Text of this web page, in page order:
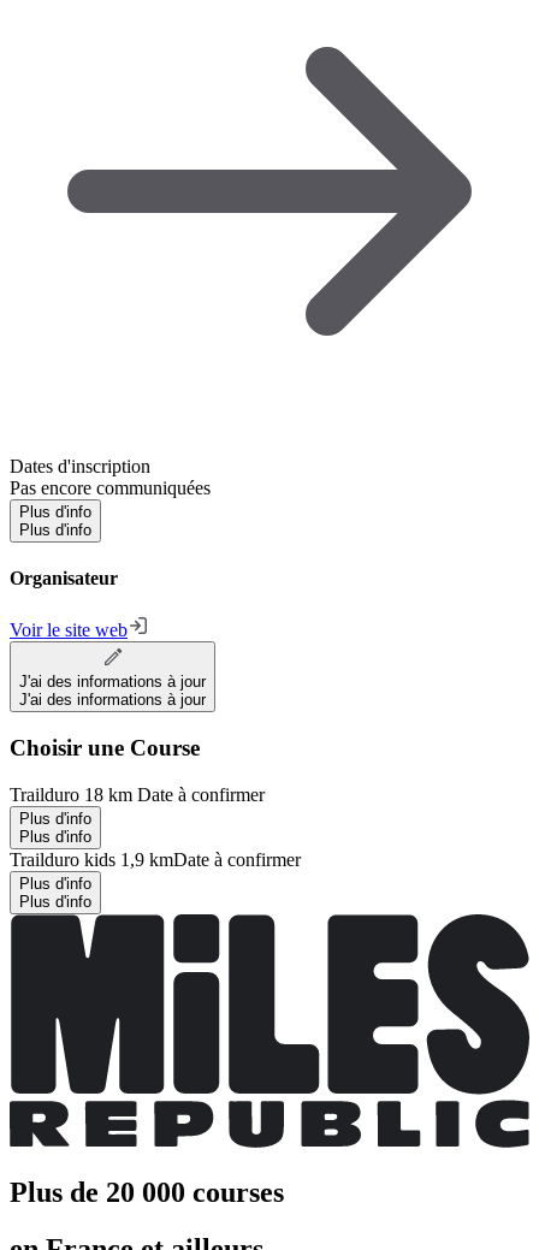
Dates d'inscription
Pas encore communiquées
Plus d'info
Plus d'info
Organisateur
Voir le site web
J'ai des informations à jour
J'ai des informations à jour
Choisir une Course
Trailduro 18 km Date à confirmer
Plus d'info
Plus d'info
Trailduro kids 1,9 kmDate à confirmer
Plus d'info
Plus d'info
Plus de 20 000 courses